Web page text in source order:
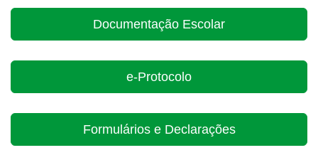
Documentação Escolar
e-Protocolo
Formulários e Declarações